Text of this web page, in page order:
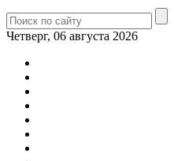
Четверг, 06 августа 2026